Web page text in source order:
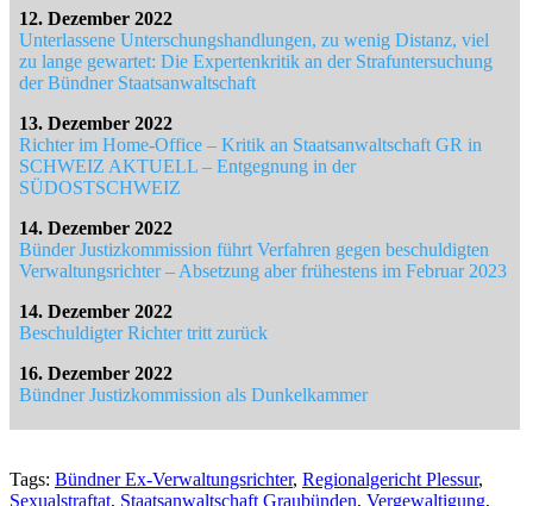
12. Dezember 2022
Unterlassene Unterschungshandlungen, zu wenig Distanz, viel
zu lange gewartet: Die Expertenkritik an der Strafuntersuchung
der Bündner Staatsanwaltschaft
13. Dezember 2022
Richter im Home-Office – Kritik an Staatsanwaltschaft GR in
SCHWEIZ AKTUELL – Entgegnung in der
SÜDOSTSCHWEIZ
14. Dezember 2022
Bünder Justizkommission führt Verfahren gegen beschuldigten
Verwaltungsrichter – Absetzung aber frühestens im Februar 2023
14. Dezember 2022
Beschuldigter Richter tritt zurück
16. Dezember 2022
Bündner Justizkommission als Dunkelkammer
Tags: Bündner Ex-Verwaltungsrichter, Regionalgericht Plessur,
Sexualstraftat, Staatsanwaltschaft Graubünden, Vergewaltigung,